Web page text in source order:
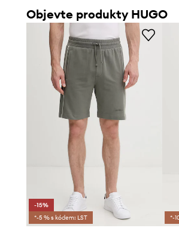
Objevte produkty HUGO
-15%
*-5 % s kódem: LST
*-